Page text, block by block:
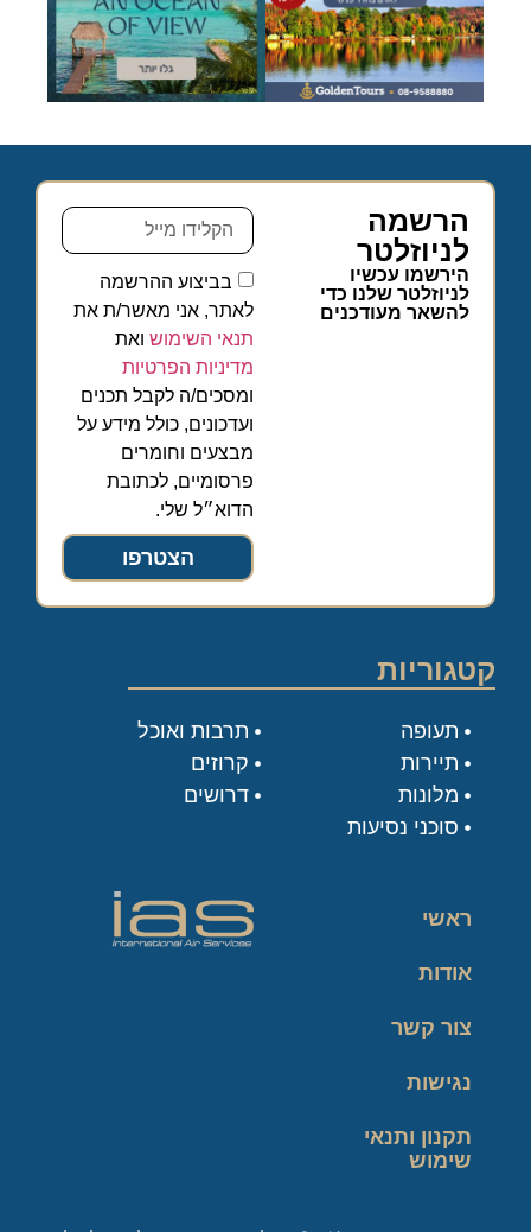
הרשמה
לניוזלטר
הירשמו עכשיו
לניוזלטר שלנו כדי
להשאר מעודכנים
בביצוע ההרשמה
לאתר, אני מאשר/ת את
תנאי השימוש ואת
מדיניות הפרטיות
ומסכים/ה לקבל תכנים
ועדכונים, כולל מידע על
מבצעים וחומרים
פרסומיים, לכתובת
הדוא״ל שלי.
הצטרפו
קטגוריות
תעופה
תיירות
מלונות
סוכני נסיעות
תרבות ואוכל
קרוזים
דרושים
ראשי
אודות
צור קשר
נגישות
תקנון ותנאי
שימוש